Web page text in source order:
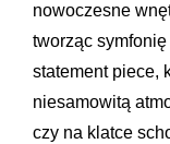
nowoczesne
tworząc
statement piece,
niesamowitą
czy na klatce